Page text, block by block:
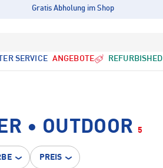
Gratis Abholung im Shop
SERVICE ANGEBOTE REFURBISHED
• OUTDOOR 5
PREIS